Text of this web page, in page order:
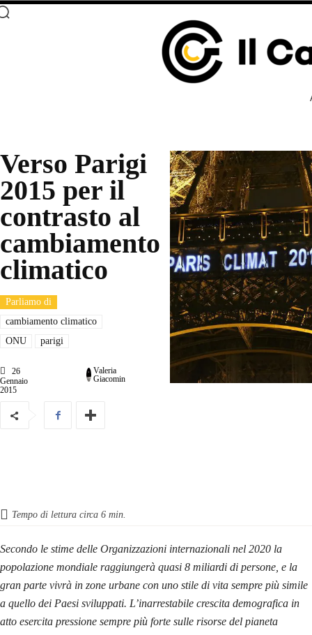
Verso Parigi
2015 per il
contrasto al
cambiamento
climatico
Parliamo di
cambiamento climatico
ONU
parigi
26
Gennaio
2015
Valeria
Giacomin
Tempo di lettura circa 6 min.
Secondo le stime delle Organizzazioni internazionali nel 2020 la
popolazione mondiale raggiungerà quasi 8 miliardi di persone, e la
gran parte vivrà in zone urbane con uno stile di vita sempre più simile
a quello dei Paesi sviluppati. L’inarrestabile crescita demografica in
atto esercita pressione sempre più forte sulle risorse del pianeta